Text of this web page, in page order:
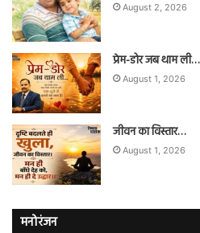
August 2, 2026
प्रेम-डोर जब थाम ली…
August 1, 2026
जीवन का विस्तार…
August 1, 2026
मनोरंजन